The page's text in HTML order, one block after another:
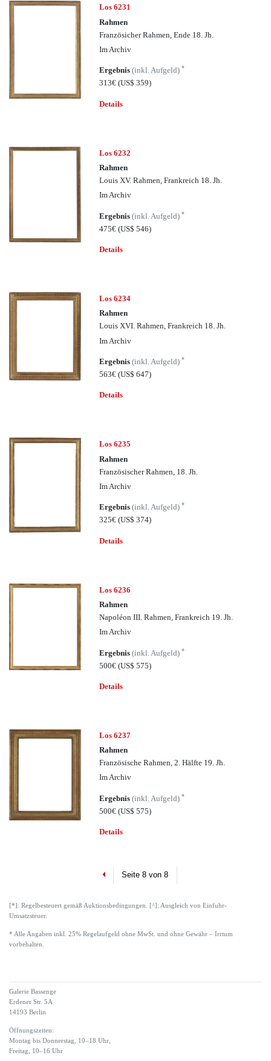
Los 6231
Rahmen
Französicher Rahmen, Ende 18. Jh.
Im Archiv
Ergebnis(inkl. Aufgeld)*
313€(US$ 359)
Details
Los 6232
Rahmen
Louis XV. Rahmen, Frankreich 18. Jh.
Im Archiv
Ergebnis(inkl. Aufgeld)*
475€(US$ 546)
Details
Los 6234
Rahmen
Louis XVI. Rahmen, Frankreich 18. Jh.
Im Archiv
Ergebnis(inkl. Aufgeld)*
563€(US$ 647)
Details
Los 6235
Rahmen
Französischer Rahmen, 18. Jh.
Im Archiv
Ergebnis(inkl. Aufgeld)*
325€(US$ 374)
Details
Los 6236
Rahmen
Napoléon III. Rahmen, Frankreich 19. Jh.
Im Archiv
Ergebnis(inkl. Aufgeld)*
500€(US$ 575)
Details
Los 6237
Rahmen
Französische Rahmen, 2. Hälfte 19. Jh.
Im Archiv
Ergebnis(inkl. Aufgeld)*
500€(US$ 575)
Details
PreviousSeite 8 von 8
[*]: Regelbesteuert gemäß Auktionsbedingungen. [^]: Ausgleich von Einfuhr-
Umsatzsteuer.
* Alle Angaben inkl. 25% Regelaufgeld ohne MwSt. und ohne Gewähr – Irrtum
vorbehalten.
Galerie Bassenge
Erdener Str. 5A
14193 Berlin
Öffnungszeiten:
Montag bis Donnerstag, 10–18 Uhr,
Freitag, 10–16 Uhr